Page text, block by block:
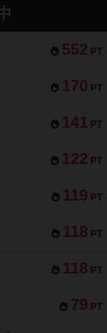
552 PT
170 PT
141 PT
122 PT
119 PT
118 PT
118 PT
79 PT